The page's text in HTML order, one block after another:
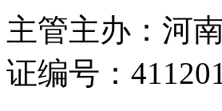
主管主办：河
证编号：